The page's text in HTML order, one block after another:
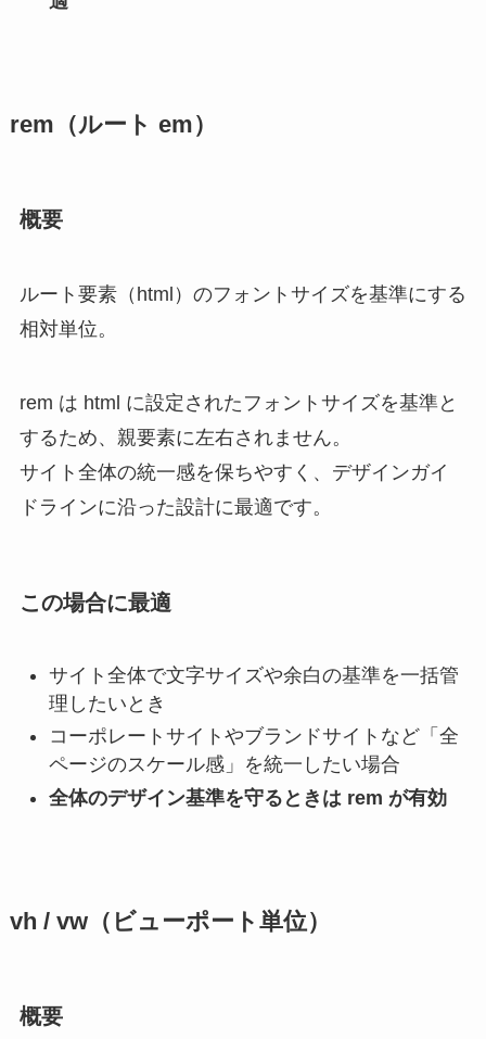
rem（ルート em）
概要
ルート要素（html）のフォントサイズを基準にする
相対単位。
rem は html に設定されたフォントサイズを基準と
するため、親要素に左右されません。
サイト全体の統一感を保ちやすく、デザインガイ
ドラインに沿った設計に最適です。
この場合に最適
サイト全体で文字サイズや余白の基準を一括管
理したいとき
コーポレートサイトやブランドサイトなど「全
ページのスケール感」を統一したい場合
全体のデザイン基準を守るときは rem が有効
vh / vw（ビューポート単位）
概要